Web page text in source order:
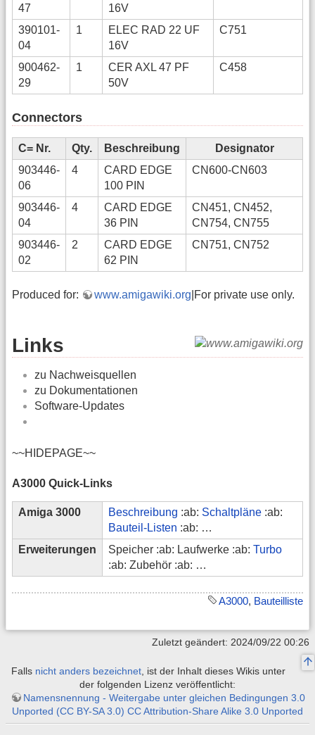
47
16V
390101-
04
1
ELEC RAD 22 UF
16V
C751
900462-
29
1
CER AXL 47 PF
50V
C458
Connectors
C= Nr. Qty. Beschreibung
Designator
903446-
06
4
CARD EDGE
100 PIN
CN600-CN603
903446-
04
4
CARD EDGE
36 PIN
CN451, CN452,
CN754, CN755
903446-
02
2
CARD EDGE
62 PIN
CN751, CN752
Produced for: www.amigawiki.org |For private use only.
Links
zu Nachweisquellen
zu Dokumentationen
Software-Updates
~~HIDEPAGE~~
A3000 Quick-Links
Amiga 3000 Beschreibung :ab: Schaltpläne :ab:
Bauteil-Listen :ab: …
Erweiterungen
Speicher :ab: Laufwerke :ab: Turbo
:ab: Zubehör :ab: …
A3000, Bauteilliste
Zuletzt geändert: 2024/09/22 00:26
Falls nicht anders bezeichnet , ist der Inhalt dieses Wikis unter
der folgenden Lizenz veröffentlicht:
Namensnennung - Weitergabe unter gleichen Bedingungen 3.0
Unported (CC BY-SA 3.0) CC Attribution-Share Alike 3.0 Unported